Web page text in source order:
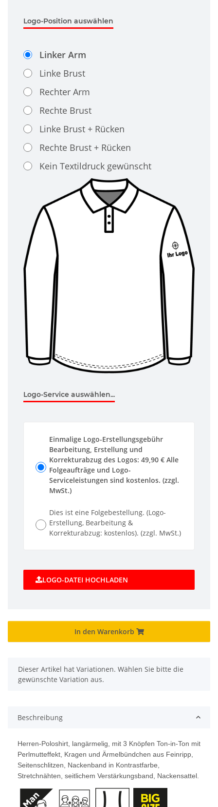
Logo-Position auswählen
Linker Arm
Linke Brust
Rechter Arm
Rechte Brust
Linke Brust + Rücken
Rechte Brust + Rücken
Kein Textildruck gewünscht
Logo-Service auswählen...
Einmalige Logo-Erstellungsgebühr
Bearbeitung, Erstellung und
Korrekturabzug des Logos: 49,90 € Alle
Folgeaufträge und Logo-
Serviceleistungen sind kostenlos. (zzgl.
MwSt.)
Dies ist eine Folgebestellung. (Logo-
Erstellung, Bearbeitung &
Korrekturabzug: kostenlos). (zzgl. MwSt.)
LOGO-DATEI HOCHLADEN
In den Warenkorb
x
Dieser Artikel hat Variationen. Wählen Sie bitte die
gewünschte Variation aus.
Beschreibung
Herren-Poloshirt, langärmelig, mit 3 Knöpfen Ton-in-Ton mit
Perlmutteffekt, Kragen und Ärmelbündchen aus Feinripp,
Seitenschlitzen, Nackenband in Kontrastfarbe,
Stretchnähten, seitlichem Verstärkungsband, Nackensattel.